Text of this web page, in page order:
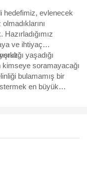
hedefimiz, evlenecek
ve ihtiyaç
yaşadığı
soramayacağı
bulamamış bir
en büyük